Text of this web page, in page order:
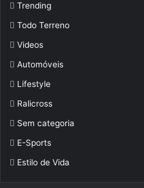
Trending
Todo Terreno
Videos
Automóveis
Lifestyle
Ralicross
Sem categoria
E-Sports
Estilo de Vida